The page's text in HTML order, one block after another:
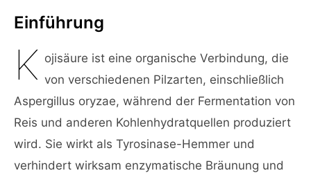
Einführung
K ojisäure ist eine organische Verbindung, die
von verschiedenen Pilzarten, einschließlich
Aspergillus oryzae, während der Fermentation von
Reis und anderen Kohlenhydratquellen produziert
wird. Sie wirkt als Tyrosinase-Hemmer und
verhindert wirksam enzymatische Bräunung und